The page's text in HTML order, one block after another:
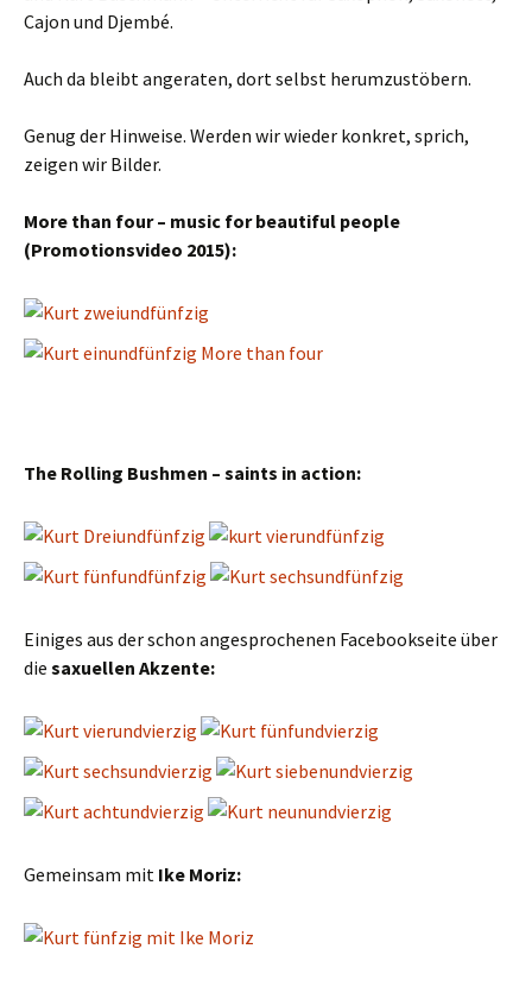
Cajon und Djembé.
Auch da bleibt angeraten, dort selbst herumzustöbern.
Genug der Hinweise. Werden wir wieder konkret, sprich,
zeigen wir Bilder.
More than four – music for beautiful people
(Promotionsvideo 2015):
The Rolling Bushmen – saints in action:
Einiges aus der schon angesprochenen Facebookseite über
die saxuellen Akzente:
Gemeinsam mit Ike Moriz: